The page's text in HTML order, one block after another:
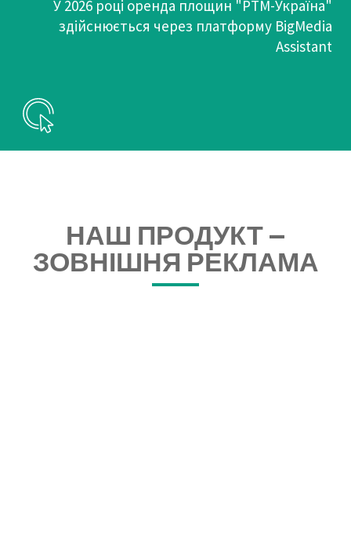
У 2026 році оренда площин "РТМ-Україна"
здійснюється через платформу BigMedia
Assistant
НАШ ПРОДУКТ —
ЗОВНІШНЯ РЕКЛАМА